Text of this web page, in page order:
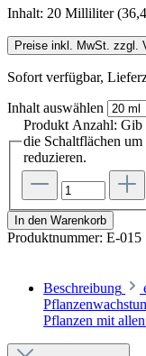
Inhalt: 20 Milliliter
Preise inkl. MwSt. zzgl.
Sofort verfügbar,
Inhalt auswählen
Produkt Anzahl: Gib
die Schaltflächen
reduzieren.
In den Warenkorb
Produktnummer: E-015
Beschreibung
Pflanzen mit